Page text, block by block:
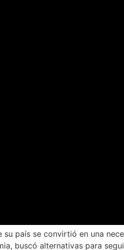
su país se convirtió en una
buscó alternativas para